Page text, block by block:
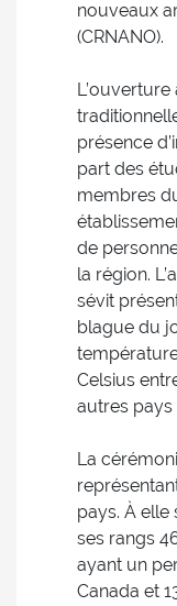
nouveaux
(CRNANO).
présence
part des
membres
de
la région.
sévit
blague du
Celsius
autres pays
La
pays. À elle
ses rangs
ayant un
Canada et